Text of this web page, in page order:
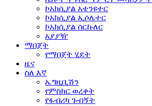
ኮአክሲያል አቴንዩተር
ኮአክሲያል ኢሶሌተር
ኮአክሲያል ሰርኩለር
አያያዥ
ማበጀት
የማበጀት ሂደት
ዜና
ስለ እኛ
ኤግዚቢሽን
የምስክር ወረቀት
የፋብሪካ ጉብኝት